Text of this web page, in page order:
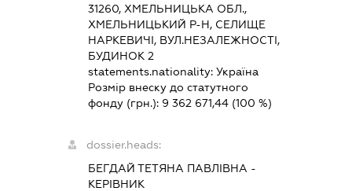
31260, ХМЕЛЬНИЦЬКА ОБЛ.,
ХМЕЛЬНИЦЬКИЙ Р-Н, СЕЛИЩЕ
НАРКЕВИЧІ, ВУЛ.НЕЗАЛЕЖНОСТІ,
БУДИНОК 2
statements.nationality: Україна
Розмір внеску до статутного
фонду (грн.): 9 362 671,44(100 %)
dossier.heads:
БЕГДАЙ ТЕТЯНА ПАВЛІВНА -
КЕРІВНИК